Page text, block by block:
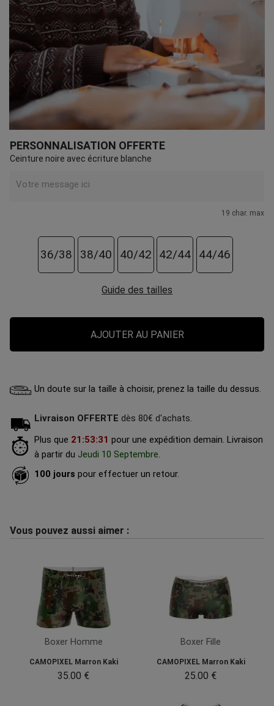
PERSONNALISATION OFFERTE
Ceinture noire avec écriture blanche
19 char. max
36/38 38/40 40/42 42/44 44/46
Guide des tailles
AJOUTER AU PANIER
Un doute sur la taille à choisir, prenez la taille du dessus.
Livraison OFFERTE dès 80€ d'achats.
Plus que 21 :53:30 pour une expédition demain. Livraison
à partir du Jeudi 10 Septembre
100 jours pour effectuer un retour.
Vous pouvez aussi aimer :
Boxer Homme
CAMOPIXEL Marron Kaki
35.00 €
Boxer Fille
CAMOPIXEL Marron Kaki
25.00 €